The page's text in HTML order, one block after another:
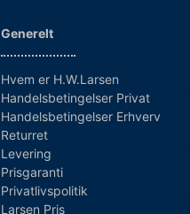
Generelt
Hvem er H.W.Larsen
Handelsbetingelser Privat
Handelsbetingelser Erhverv
Returret
Levering
Prisgaranti
Privatlivspolitik
Larsen Pris